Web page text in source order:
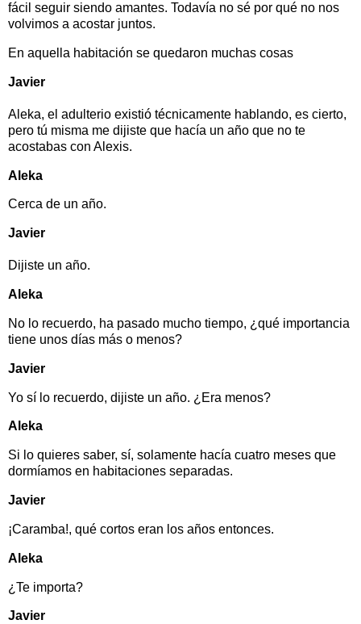
fácil seguir siendo amantes. Todavía no sé por qué no nos
volvimos a acostar juntos.
En aquella habitación se quedaron muchas cosas
Javier
Aleka, el adulterio existió técnicamente hablando, es cierto,
pero tú misma me dijiste que hacía un año que no te
acostabas con Alexis.
Aleka
Cerca de un año.
Javier
Dijiste un año.
Aleka
No lo recuerdo, ha pasado mucho tiempo, ¿qué importancia
tiene unos días más o menos?
Javier
Yo sí lo recuerdo, dijiste un año. ¿Era menos?
Aleka
Si lo quieres saber, sí, solamente hacía cuatro meses que
dormíamos en habitaciones separadas.
Javier
¡Caramba!, qué cortos eran los años entonces.
Aleka
¿Te importa?
Javier